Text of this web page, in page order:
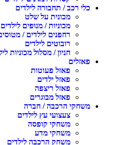
כלי רכב / תחבורה לילדים
מכונית על שלט
מכוניות / מנופים לילדים
רחפנים לילדים /
רובוטים לילדים
חניון / מסלול מכוניות
פאזלים
פאזל פעוטות
פאזל ילדים
פאזל ריצפה
פאזל מבוגרים
משחקי הרכבה / חברה
צעצועי עץ לילדים
משחקי קופסה
משחקי מדע
משחק הרכבה לילדים